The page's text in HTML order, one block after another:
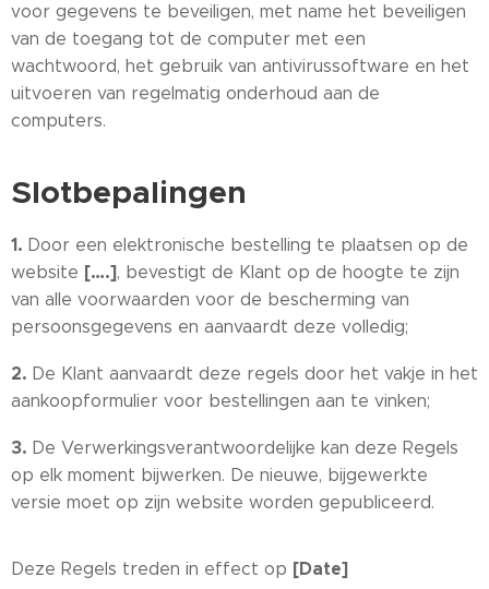
voor gegevens te beveiligen, met name het beveiligen
van de toegang tot de computer met een
wachtwoord, het gebruik van antivirussoftware en het
uitvoeren van regelmatig onderhoud aan de
computers.
Slotbepalingen
1. Door een elektronische bestelling te plaatsen op de
website [….], bevestigt de Klant op de hoogte te zijn
van alle voorwaarden voor de bescherming van
persoonsgegevens en aanvaardt deze volledig;
2. De Klant aanvaardt deze regels door het vakje in het
aankoopformulier voor bestellingen aan te vinken;
3. De Verwerkingsverantwoordelijke kan deze Regels
op elk moment bijwerken. De nieuwe, bijgewerkte
versie moet op zijn website worden gepubliceerd.
Deze Regels treden in effect op [Date]